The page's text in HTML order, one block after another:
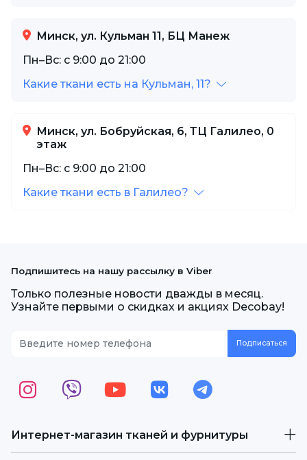
Минск, ул. Кульман 11, БЦ Манеж
Пн–Вс: с 9:00 до 21:00
Какие ткани есть на Кульман, 11?
Минск, ул. Бобруйская, 6, ТЦ Галилео, 0
этаж
Пн–Вс: с 9:00 до 21:00
Какие ткани есть в Галилео?
Интернет-магазин тканей и фурнитуры
Подпишитесь на нашу рассылку в Viber
Только полезные новости дважды в месяц.
Узнайте первыми о скидках и акциях Decobay!